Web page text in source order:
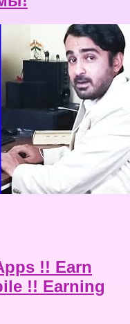
!! Earn
!! Earning